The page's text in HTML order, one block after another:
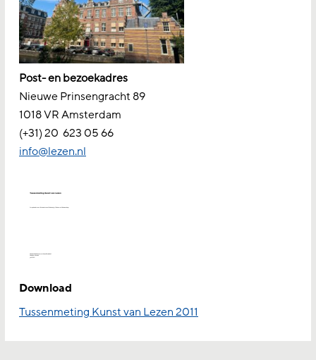
Post- en bezoekadres
Nieuwe Prinsengracht 89
1018 VR Amsterdam
(+31) 20 623 05 66
info@lezen.nl
Download
Tussenmeting Kunst van Lezen 2011